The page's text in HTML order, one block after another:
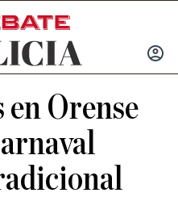
INICIAR
en Orense